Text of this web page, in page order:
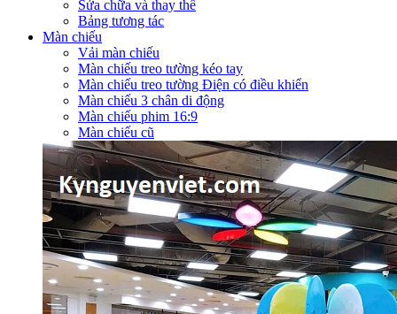
Sửa chữa và thay thế
Bảng tương tác
Màn chiếu
Vải màn chiếu
Màn chiếu treo tường kéo tay
Màn chiếu treo tường Điện có điều khiển
Màn chiếu 3 chân di động
Màn chiếu phim 16:9
Màn chiếu cũ